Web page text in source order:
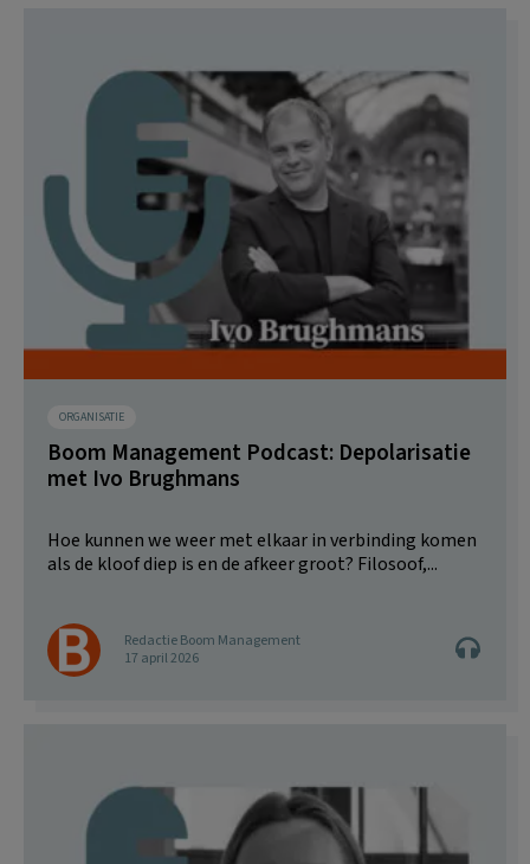
ORGANISATIE
Boom Management Podcast: Depolarisatie
met Ivo Brughmans
Hoe kunnen we weer met elkaar in verbinding komen
als de kloof diep is en de afkeer groot? Filosoof,...
Redactie Boom Management
17 april 2026